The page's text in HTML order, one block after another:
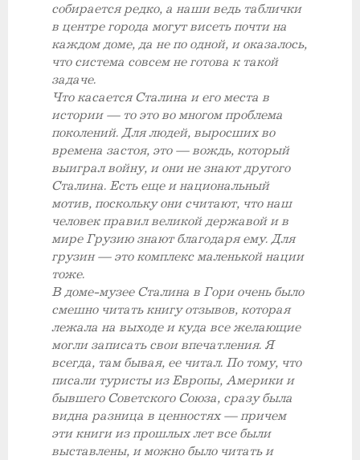
собирается редко, а наши ведь таблички
в центре города могут висеть почти на
каждом доме, да не по одной, и оказалось,
что система совсем не готова к такой
задаче.
Что касается Сталина и его места в
истории — то это во многом проблема
поколений. Для людей, выросших во
времена застоя, это — вождь, который
выиграл войну, и они не знают другого
Сталина. Есть еще и национальный
мотив, поскольку они считают, что наш
человек правил великой державой и в
мире Грузию знают благодаря ему. Для
грузин — это комплекс маленькой нации
тоже.
В доме-музее Сталина в Гори очень было
смешно читать книгу отзывов, которая
лежала на выходе и куда все желающие
могли записать свои впечатления. Я
всегда, там бывая, ее читал. По тому, что
писали туристы из Европы, Америки и
бывшего Советского Союза, сразу была
видна разница в ценностях — причем
эти книги из прошлых лет все были
выставлены, и можно было читать и